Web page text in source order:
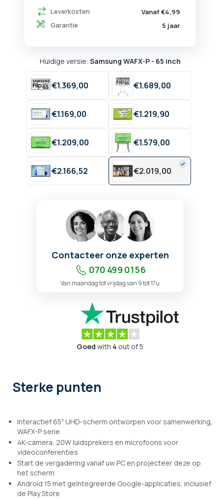
Leverkosten
Vanaf €4,99
Garantie
5 jaar
Huidige versie: Samsung WAFX-P - 65 inch
€1.369,00 €1.689,00
€1.169,00 €1.219,90
€1.209,00 €1.579,00
€2.166,52 €2.019,00
Contacteer onze experten
070 499 01 56
Van maandag tot vrijdag van 9 tot 17u
Goed with 4 out of 5
Sterke punten
Interactief 65" UHD-scherm ontworpen voor samenwerking,
WAFX-P serie
4K-camera, 20W luidsprekers en microfoons voor
videoconferenties
Start de vergadering vanaf uw PC en projecteer deze op
het scherm
Android 15 met geïntegreerde Google-applicaties, inclusief
de Play Store